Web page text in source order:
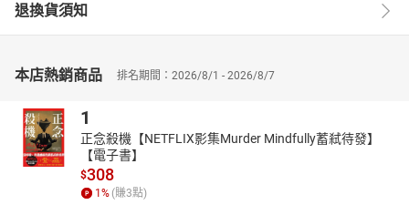
退換貨須知
本店熱銷商品 排名期間：2026/8/1 - 2026/8/7
1
正念殺機【NETFLIX影集Murder Mindfully蓄弒待發】
【電子書】
$308
1 % (賺3點)